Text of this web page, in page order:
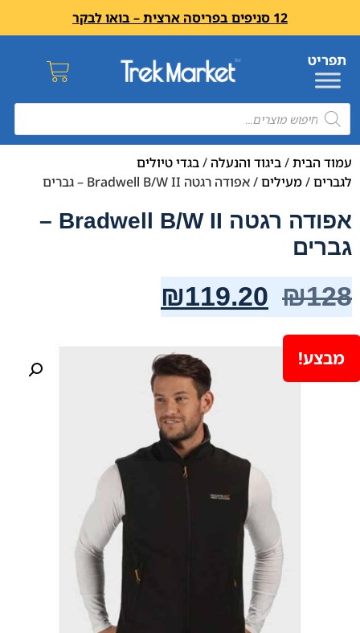
12 סניפים בפריסה ארצית – בואו לבקר
עמוד הבית/ביגוד והנעלה /בגדי טיולים
לגברים/מעילים/ אפודה רגטה Bradwell B/W II – גברים
אפודה רגטה Bradwell B/W II –
גברים
₪128
₪119.20
מבצע!